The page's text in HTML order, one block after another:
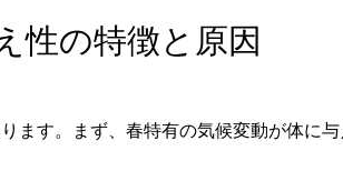
性の特徴と原因
ます。まず、春特有の気候変動が体に